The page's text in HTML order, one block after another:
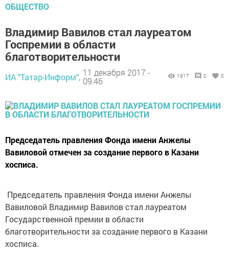
ОБЩЕСТВО
Владимир Вавилов стал лауреатом
Госпремии в области
благотворительности
ИА "Татар-Информ", 11 декабря 2017 -
09:46
1917 0 0
Председатель правления Фонда имени Анжелы
Вавиловой отмечен за создание первого в Казани
хосписа.
Председатель правления Фонда имени Анжелы
Вавиловой Владимир Вавилов стал лауреатом
Государственной премии в области
благотворительности за создание первого в Казани
хосписа.